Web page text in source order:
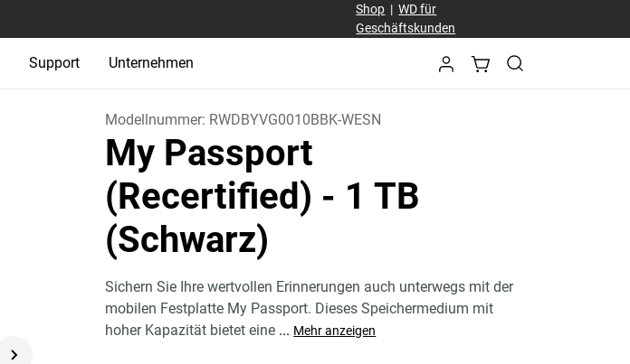
Shop |WD für
Geschäftskunden
Support Unternehmen
Modellnummer: RWDBYVG0010BBK-WESN
My Passport
(Recertified) - 1 TB
(Schwarz)
Sichern Sie Ihre wertvollen Erinnerungen auch unterwegs mit der
mobilen Festplatte My Passport. Dieses Speichermedium mit
hoher Kapazität bietet eine ... Mehr anzeigen